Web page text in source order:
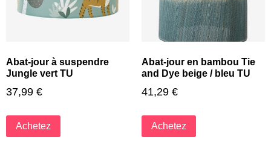
Abat-jour à suspendre
Jungle vert TU
37,99 €
Achetez
Abat-jour en bambou Tie
and Dye beige / bleu TU
41,29 €
Achetez